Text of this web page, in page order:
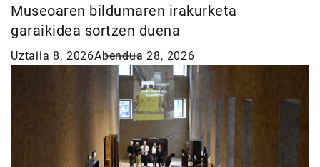
Museoaren bildumaren irakurketa
garaikidea sortzen duena
Uztaila 8, 2026Abendua 28, 2026